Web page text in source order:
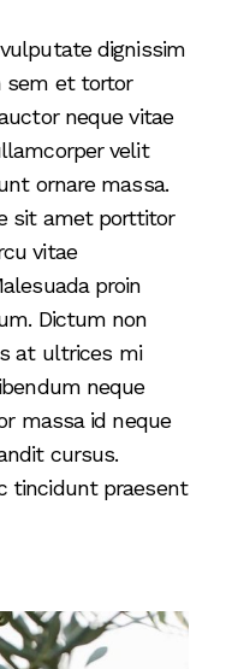
dignissim
sem et tortor
neque vitae
velit
ornare massa.
sit amet porttitor
vitae
proin
Dictum non
at ultrices mi
neque
massa id neque
cursus.
tincidunt praesent